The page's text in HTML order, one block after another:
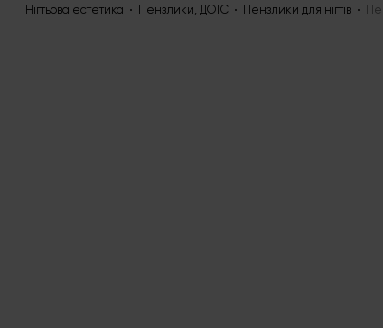
Нігтьова естетика Пензлики, ДОТС Пензлики для нігтів